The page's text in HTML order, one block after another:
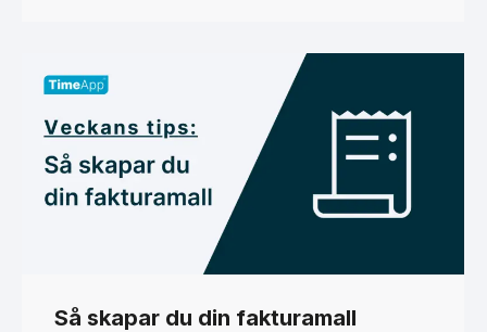
Så skapar du din fakturamall